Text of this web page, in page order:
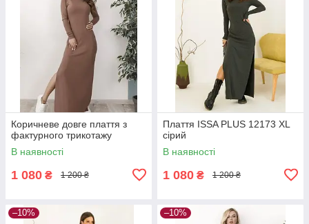
Коричневе довге плаття з
фактурного трикотажу
В наявності
1 080 ₴ 1 200 ₴
Плаття ISSA PLUS 12173 XL
сірий
В наявності
1 080 ₴ 1 200 ₴
–10% –10%